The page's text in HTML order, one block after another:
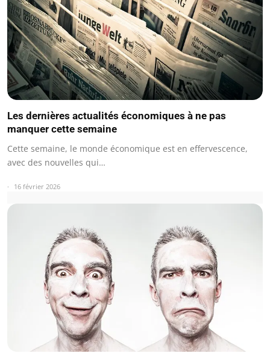
Les dernières actualités économiques à ne pas
manquer cette semaine
Cette semaine, le monde économique est en effervescence,
avec des nouvelles qui…
16 février 2026